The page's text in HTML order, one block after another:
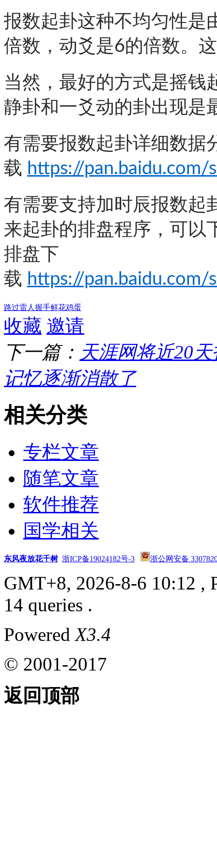
报数起卦这种不均匀性是
倍数，动爻是6的倍数。
当然，最好的方式是摇钱
静卦和一爻动的卦出现是
有需要报数起卦详细数据
载 https://
有需要支持加时辰报数起
来起卦的排盘程序，可以
排盘下
载 https://
路过雷人 握手鲜花鸡蛋
收藏 邀请
下一篇： 天涯网将近20
记忆逐渐消散了
相关分类
专栏文章
随笔文章
软件推荐
国学相关
东风夜放花千树 浙ICP备19024182号-3 浙公网安备
GMT+8, 2026-8-6 10:12 ,
14 queries .
Powered X3.4
© 2001-2017
返回顶部